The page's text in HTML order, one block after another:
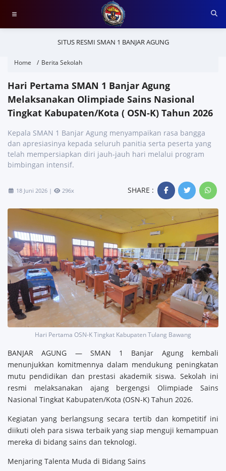
SITUS RESMI SMAN 1 BANJAR AGUNG
Home Berita Sekolah
Hari Pertama SMAN 1 Banjar Agung
Melaksanakan Olimpiade Sains Nasional
Tingkat Kabupaten/Kota ( OSN-K) Tahun 2026
Kepala SMAN 1 Banjar Agung menyampaikan rasa bangga
dan apresiasinya kepada seluruh panitia serta peserta yang
telah mempersiapkan diri jauh-jauh hari melalui program
bimbingan intensif.
18 Juni 2026 | 296x SHARE :
Hari Pertama OSN-K Tingkat Kabupaten Tulang Bawang
BANJAR AGUNG — SMAN 1 Banjar Agung kembali
menunjukkan komitmennya dalam mendukung peningkatan
mutu pendidikan dan prestasi akademik siswa. Sekolah ini
resmi melaksanakan ajang bergengsi Olimpiade Sains
Nasional Tingkat Kabupaten/Kota (OSN-K) Tahun 2026.
Kegiatan yang berlangsung secara tertib dan kompetitif ini
diikuti oleh para siswa terbaik yang siap menguji kemampuan
mereka di bidang sains dan teknologi.
Menjaring Talenta Muda di Bidang Sains